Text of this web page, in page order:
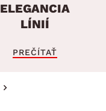
ELEGANCIA
LÍNIÍ
PREČÍTAŤ